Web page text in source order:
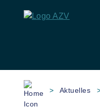
content
> Aktuelles